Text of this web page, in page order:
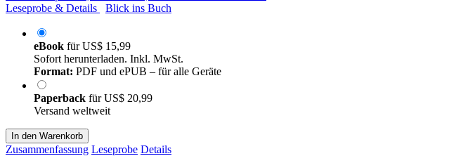
Leseprobe & Details
Blick ins Buch
eBook fürUS$ 15,99
Sofort herunterladen. Inkl. MwSt.
Format: PDF und ePUB – für alle Geräte
Paperback fürUS$ 20,99
Versand weltweit
In den Warenkorb
Zusammenfassung Leseprobe Details